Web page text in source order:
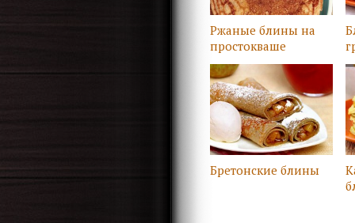
Ржаные блины на
простокваше
Бретонские блины